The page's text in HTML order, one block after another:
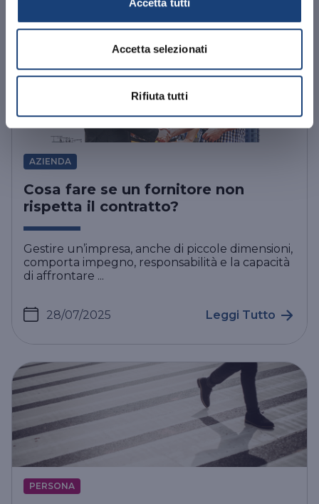
Accetta selezionati
Rifiuta tutti
AZIENDA
Cosa fare se un fornitore non
rispetta il contratto?
Gestire un’impresa, anche di piccole dimensioni,
comporta impegno, responsabilità e la capacità
di affrontare ...
28/07/2025 Leggi Tutto
PERSONA